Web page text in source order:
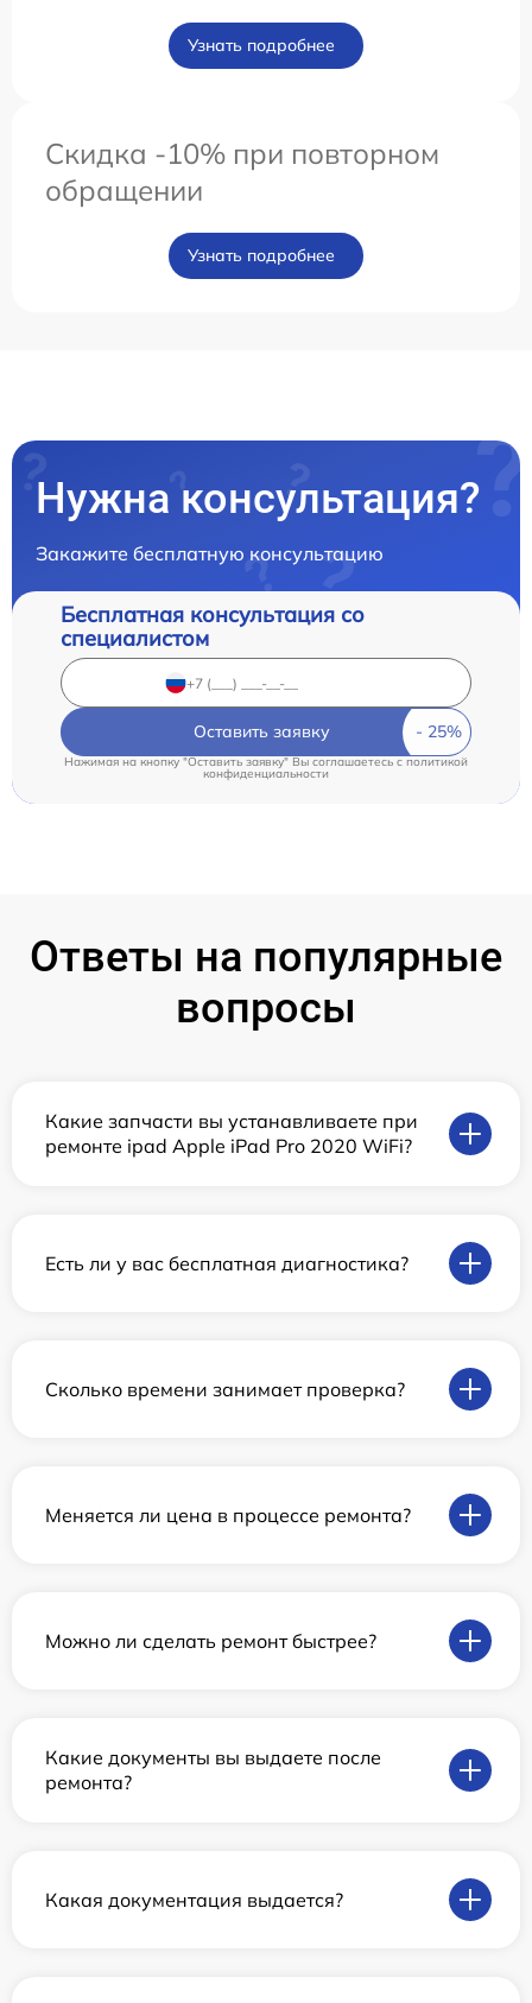
Узнать подробнее
Скидка -10% при повторном
обращении
Узнать подробнее
Нужна консультация?
Закажите бесплатную консультацию
Бесплатная консультация со
специалистом
Оставить заявку
Нажимая на кнопку "Оставить заявку" Вы соглашаетесь cполитикой
конфиденциальности
Ответы на популярные
вопросы
Какие запчасти вы устанавливаете при
ремонте ipad Apple iPad Pro 2020 WiFi?
Есть ли у вас бесплатная диагностика?
Сколько времени занимает проверка?
Меняется ли цена в процессе ремонта?
Можно ли сделать ремонт быстрее?
Какие документы вы выдаете после
ремонта?
Какая документация выдается?